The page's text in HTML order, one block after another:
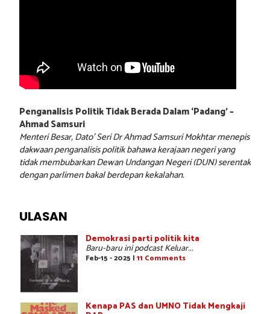
Penganalisis Politik Tidak Berada Dalam ‘Padang’ –
Ahmad Samsuri
Menteri Besar, Dato’ Seri Dr Ahmad Samsuri Mokhtar menepis
dakwaan penganalisis politik bahawa kerajaan negeri yang
tidak membubarkan Dewan Undangan Negeri (DUN) serentak
dengan parlimen bakal berdepan kekalahan.
ULASAN
Demokrasi parti politik kita
Baru-baru ini podcast Keluar...
Feb-15 - 2025 | 11 Comments
Kenapa PAS dan UMNO Tidak Mengkaji